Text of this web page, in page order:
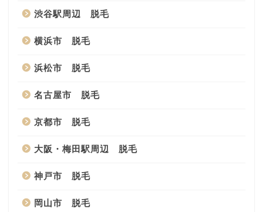
渋谷駅周辺 脱毛
横浜市 脱毛
浜松市 脱毛
名古屋市 脱毛
京都市 脱毛
大阪・梅田駅周辺 脱毛
神戸市 脱毛
岡山市 脱毛